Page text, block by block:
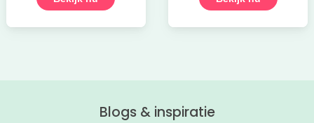
Blogs & inspiratie